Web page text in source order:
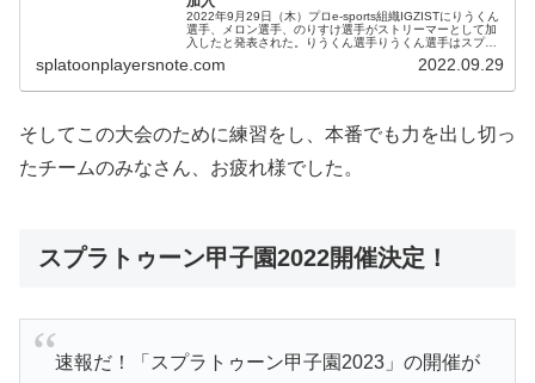
2022年9月29日（木）プロe-sports組織IGZISTにりうくん
選手、メロン選手、のりすけ選手がストリーマーとして加
入したと発表された。りうくん選手りうくん選手はスプラ
splatoonplayersnote.com 2022.09.29
そしてこの大会のために練習をし、本番でも力を出し切っ
たチームのみなさん、お疲れ様でした。
スプラトゥーン甲子園2022開催決定！
速報だ！「スプラトゥーン甲子園2023」の開催が